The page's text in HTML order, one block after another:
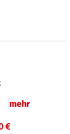
mehr
€